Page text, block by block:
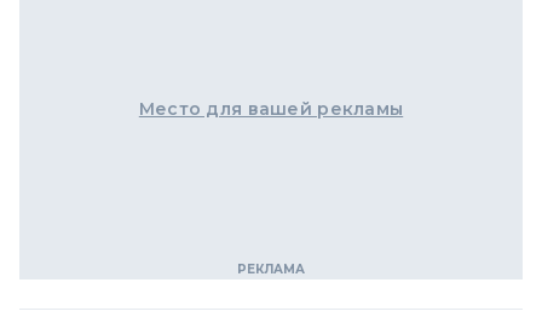
Место для вашей рекламы